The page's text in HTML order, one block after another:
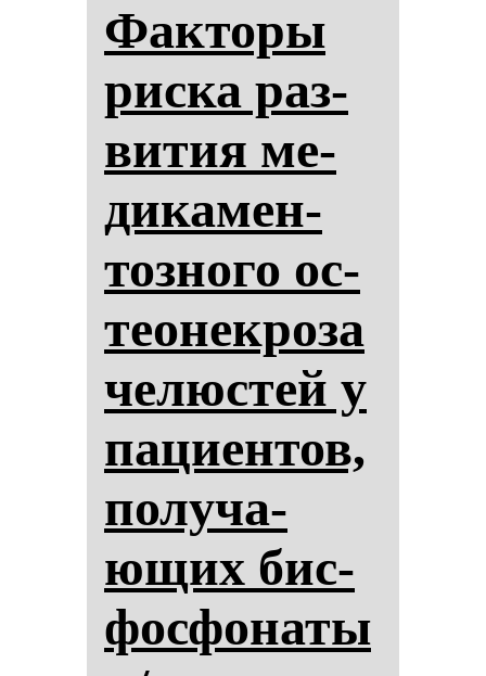
Фак­то­ры
рис­ка раз­
ви­тия ме­
ди­ка­мен­
тоз­но­го ос­
те­онек­ро­за
че­люс­тей у
па­ци­ен­тов,
по­лу­ча­
ющих бис­
фос­фо­на­ты